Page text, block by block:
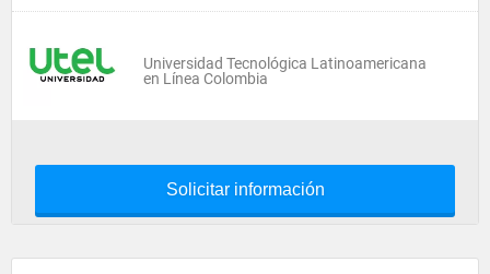
Universidad Tecnológica Latinoamericana
en Línea Colombia
Solicitar información